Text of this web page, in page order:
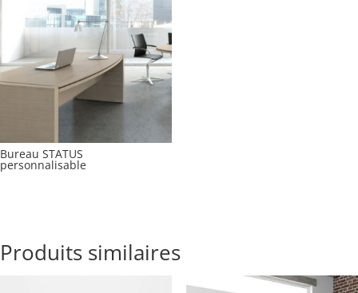
Bureau STATUS
personnalisable
Produits similaires